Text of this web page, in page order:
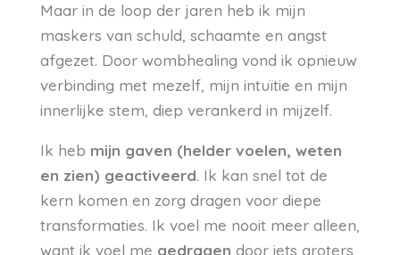
Maar in de loop der jaren heb ik mijn
maskers van schuld, schaamte en angst
afgezet. Door wombhealing vond ik opnieuw
verbinding met mezelf, mijn intuïtie en mijn
innerlijke stem, diep verankerd in mijzelf.
Ik heb mijn gaven (helder voelen, weten
en zien) geactiveerd. Ik kan snel tot de
kern komen en zorg dragen voor diepe
transformaties. Ik voel me nooit meer alleen,
want ik voel me gedragen door iets groters